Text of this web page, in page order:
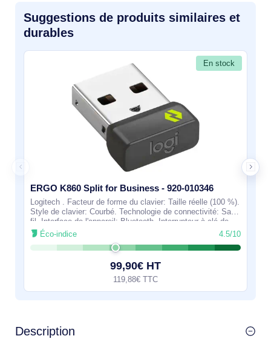
Suggestions de produits similaires et
durables
En stock
ERGO K860 Split for Business - 920-010346
Logitech . Facteur de forme du clavier: Taille réelle (100 %).
Style de clavier: Courbé. Technologie de connectivité: Sans
fil, Interface de l'appareil: Bluetooth, Interrupteur à clé de
clavier:Éco-indice 4.5/10
99,90€ HT
119,88€ TTC
Description